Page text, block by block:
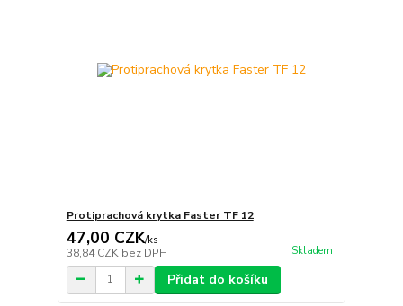
Protiprachová krytka Faster TF 12
47,00 CZK/ks
38,84 CZK bez DPH Skladem
Přidat do košíku